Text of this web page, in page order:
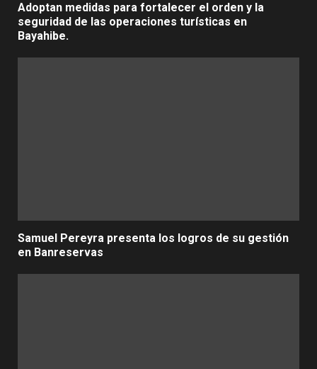
Adoptan medidas para fortalecer el orden y la
seguridad de las operaciones turísticas en
Bayahibe.
Samuel Pereyra presenta los logros de su gestión
en Banreservas